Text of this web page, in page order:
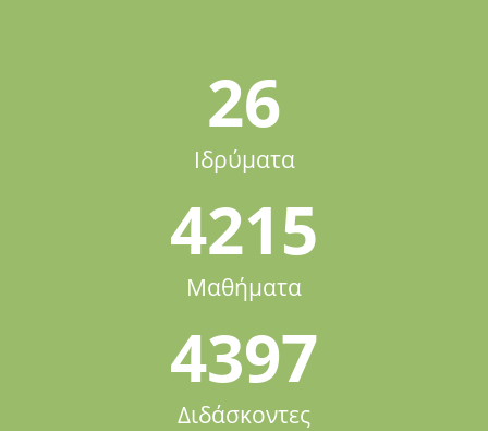
26
Ιδρύματα
4215
Μαθήματα
4397
Διδάσκοντες